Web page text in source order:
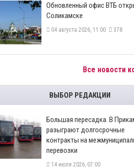
​Обновленный офис ВТБ
Соликамске
04 августа 2026, 11:00 378
Все новости
ВЫБОР РЕДАКЦИИ
Большая пересадка. В
разыграют долгосрочные
контракты на
перевозки
14 июля 2026, 07:00